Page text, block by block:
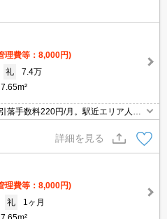
理費等：8,000円)
礼
7.4万
落手数料220円/月。駅近エリア人気
詳細を見る
理費等：8,000円)
礼
1ヶ月